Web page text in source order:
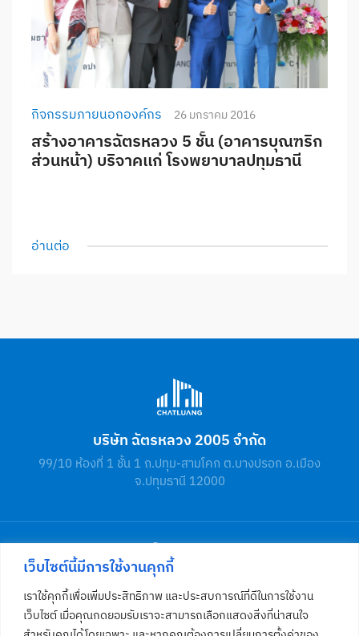
เว็บไซต์นี้มีการใช้งานคุกกี้
เราใช้คุกกี้เพื่อเพิ่มประสิทธิภาพ และประสบการณ์ที่ดีในการใช้งาน
เว็บไซต์ เมื่อคุณกดยอมรับเราจะสามารถเลือกแสดงสิ่งที่น่าสนใจ
กิจกรรมภายนอกองค์กร 26 มกราคม 2016
สร้างอาคารฉัตรหลวง 5 ชั้น (อาคารบุณฑริก
ส่วนหน้า) บริจาคเเก่ โรงพยาบาลปทุมธานี
อ่านต่อ
บริษัท ฉัตรหลวง 2005 จำกัด
99/10 ห้องที่ 1 ชั้น 1 ถ.ปทุม-สามโคก ต.บางปรอก อ.เมือง
จ.ปทุมธานี 12000
โทร02 581 4812